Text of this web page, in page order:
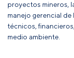
proyectos mineros,
manejo gerencial de
técnicos,
medio ambiente.